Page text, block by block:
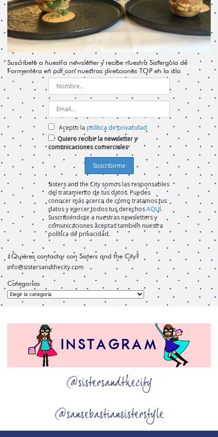
Suscríbete a nuestra newsletter y recibe nuestra Sisterguía de
Formentera en pdf con nuestras direcciones TOP en la isla
Acepto la política de privacidad
Quiero recibir la newsletter y
comunicaciones comerciales
Sisters and the City somos las responsables
del tratamiento de tus datos. Puedes
conocer más acerca de cómo tratamos tus
datos y ejercer todos tus derechosAQUÍ.
Suscribiéndote a nuestras newsletters y
comunicaciones aceptas también nuestra
política de privacidad.
¿Quiéres contactar con Sisters and the City?
info@sistersandthecity.com
Categorías
Categorías
@sistersandthecity
@sansebastiansisterstyle